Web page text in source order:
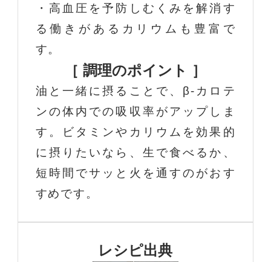
・高血圧を予防しむくみを解消す
る働きがあるカリウムも豊富で
す。
［ 調理のポイント ］
油と一緒に摂ることで、β-カロテ
ンの体内での吸収率がアップしま
す。ビタミンやカリウムを効果的
に摂りたいなら、生で食べるか、
短時間でサッと火を通すのがおす
すめです。
レシピ出典